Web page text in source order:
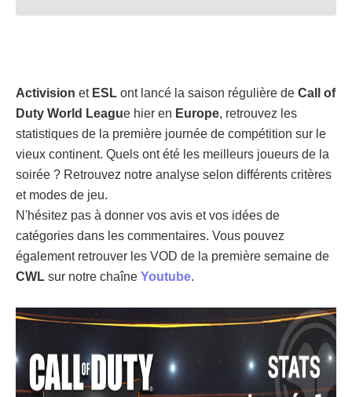
Activision etESL ont lancé la saison régulière de Call of
Duty World League hier en Europe, retrouvez les
statistiques de la première journée de compétition sur le
vieux continent. Quels ont été les meilleurs joueurs de la
soirée ? Retrouvez notre analyse selon différents critères
et modes de jeu.
N'hésitez pas à donner vos avis et vos idées de
catégories dans les commentaires. Vous pouvez
également retrouver les VOD de la première semaine de
CWL sur notre chaîne Youtube.